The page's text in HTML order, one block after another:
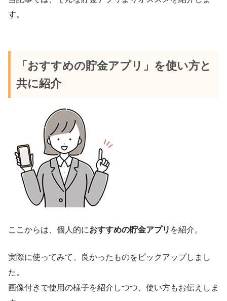
す。
「おすすめの貯金アプリ」を使い方と
共に紹介
ここからは、個人的におすすめの貯金アプリ を紹介。
実際に使ってみて、良かったものをピックアップしまし
た。
画像付きで使用の様子を紹介しつつ、使い方もお伝えしま